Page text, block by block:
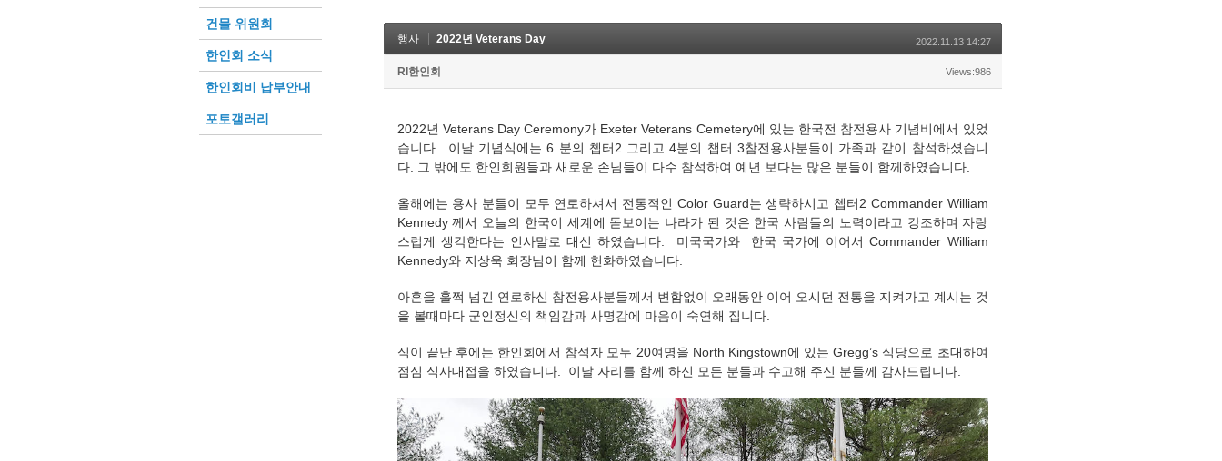
건물 위원회
한인회 소식
한인회비 납부안내
포토갤러리
행사 2022년 Veterans Day 2022.11.13 14:27
RI한인회 Views:986
2022년 Veterans Day Ceremony가 Exeter Veterans Cemetery에 있는 한국전 참전용사 기념비에서 있었
습니다. 이날 기념식에는 6 분의 쳅터2 그리고 4분의 챕터 3참전용사분들이 가족과 같이 참석하셨습니
다. 그 밖에도 한인회원들과 새로운 손님들이 다수 참석하여 예년 보다는 많은 분들이 함께하였습니다.
올해에는 용사 분들이 모두 연로하셔서 전통적인 Color Guard는 생략하시고 쳅터2 Commander William
Kennedy 께서 오늘의 한국이 세계에 돋보이는 나라가 된 것은 한국 사림들의 노력이라고 강조하며 자랑
스럽게 생각한다는 인사말로 대신 하였습니다. 미국국가와 한국 국가에 이어서 Commander William
Kennedy와 지상욱 회장님이 함께 헌화하였습니다.
아흔을 훌쩍 넘긴 연로하신 참전용사분들께서 변함없이 오래동안 이어 오시던 전통을 지켜가고 계시는 것
을 볼때마다 군인정신의 책임감과 사명감에 마음이 숙연해 집니다.
식이 끝난 후에는 한인회에서 참석자 모두 20여명을 North Kingstown에 있는 Gregg’s 식당으로 초대하여
점심 식사대접을 하였습니다. 이날 자리를 함께 하신 모든 분들과 수고해 주신 분들께 감사드립니다.